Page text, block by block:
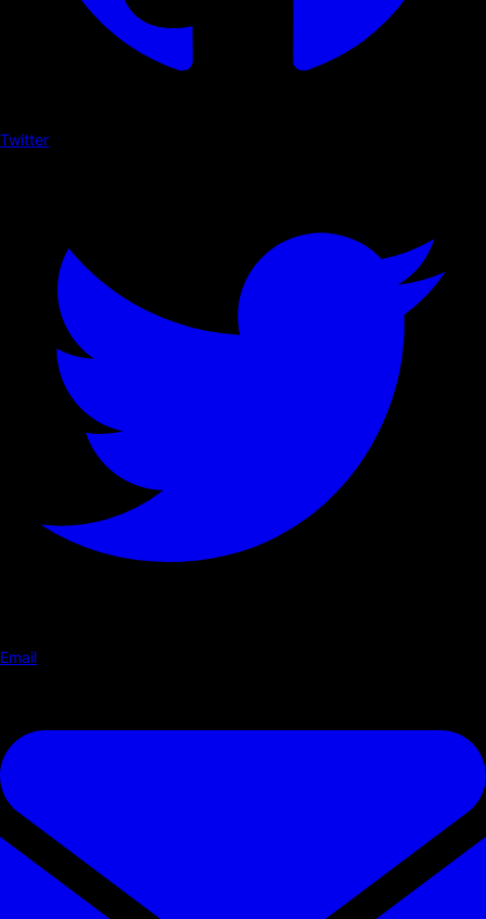
Twitter
Email